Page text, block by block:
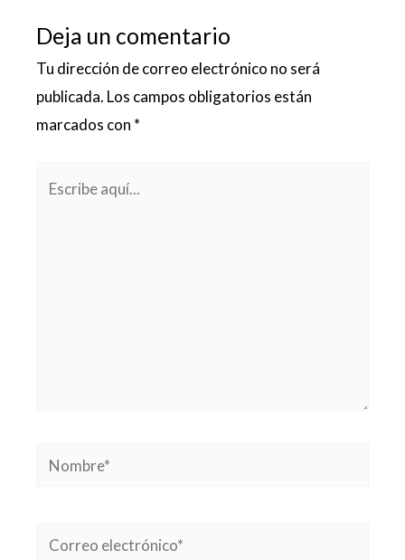
Deja un comentario
Tu dirección de correo electrónico no será
publicada. Los campos obligatorios están
marcados con *
Nombre*
Correo